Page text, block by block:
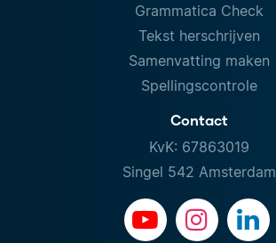
Grammatica Check
Tekst herschrijven
Samenvatting maken
Spellingscontrole
Contact
KvK: 67863019
Singel 542 Amsterdam